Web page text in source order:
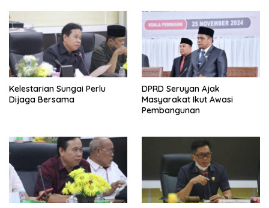
Kelestarian Sungai Perlu
Dijaga Bersama
DPRD Seruyan Ajak
Masyarakat Ikut Awasi
Pembangunan